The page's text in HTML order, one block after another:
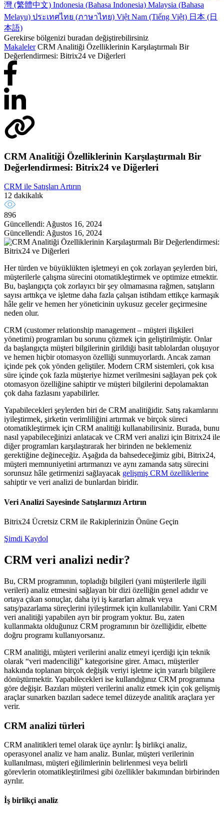
灣 (繁體中文) Indonesia (Bahasa Indonesia) Malaysia (Bahasa
Melayu) ประเทศไทย (ภาษาไทย) Việt Nam (Tiếng Việt) 日本 (日
本語)
Gerekirse bölgenizi buradan değiştirebilirsiniz
Makaleler CRM Analitiği Özelliklerinin Karşılaştırmalı Bir
Değerlendirmesi: Bitrix24 ve Diğerleri
CRM Analitiği Özelliklerinin Karşılaştırmalı Bir
Değerlendirmesi: Bitrix24 ve Diğerleri
CRM ile Satışları Artırın
12 dakikalık
896
Güncellendi: Ağustos 16, 2024
Güncellendi: Ağustos 16, 2024
Her türden ve büyüklükten işletmeyi en çok zorlayan şeylerden biri,
müşterilerle çalışma sürecini otomatikleştirmek ve optimize etmektir.
Bu, başlangıçta çok zorlayıcı bir şey olmamasına rağmen, satışların
sayısı arttıkça ve işletme daha fazla çalışan istihdam ettikçe karmaşık
hâle gelir ve hemen her yöneticinin uykusuz geceler geçirmesine
neden olur.
CRM (customer relationship management – müşteri ilişkileri
yönetimi) programları bu sorunu çözmek için geliştirilmiştir. Onlar
da başlangıçta müşteri bilgilerinin girildiği basit tablolardan oluşuyor
ve hemen hiçbir otomasyon özelliği sunmuyorlardı. Ancak zaman
içinde pek çok yönden geliştiler. Modern CRM sistemleri, çok kısa
süre içinde çok fazla müşteriye hizmet verilmesini sağlayan pek çok
otomasyon özelliğine sahiptir ve müşteri bilgilerini depolamaktan
çok daha fazlasını yapabilirler.
Yapabilecekleri şeylerden biri de CRM analitiğidir. Satış rakamlarını
iyileştirmek, şirketin verimliliğini artırmak ve birçok süreci
otomatikleştirmek için CRM analitiği kullanabilirsiniz. Burada, bunu
nasıl yapabileceğinizi anlatacak ve CRM veri analizi için Bitrix24 ile
diğer programları karşılaştırarak her birinden ne beklemeniz
gerektiğine değineceğiz. Aşağıda da bahsedeceğimiz gibi, Bitrix24,
müşteri memnuniyetini artırmanızı ve aynı zamanda satış sürecini
sorunsuz hâle getirmenizi sağlayacak gelişmiş CRM özelliklerine
sahiptir ve veri analizi de bunlardan biridir.
Veri Analizi Sayesinde Satışlarınızı Artırın
Bitrix24 Ücretsiz CRM ile Rakiplerinizin Önüne Geçin
Şimdi Kaydol
CRM veri analizi nedir?
Bu, CRM programının, topladığı bilgileri (yani müşterilerle ilgili
verileri) analiz etmesini sağlayan bir dizi özelliğin genel adıdır ve
ortaya çıkan sonuçlar, daha iyi iş kararları almak veya
satış/pazarlama süreçlerini iyileştirmek için kullanılabilir. Yani CRM
veri analitiği yapabilen ayrı bir program yoktur. Bu, zaten
kullanmakta olduğunuz CRM programının bir özelliğidir, elbette
doğru programı kullanıyorsanız.
CRM analitiği, müşteri verilerini analiz etmeyi içerdiği için teknik
olarak “veri madenciliği” kategorisine girer. Amacı, müşteriler
hakkında toplanan birçok değişik veriyi işletme için yararlı bilgilere
dönüştürmektir. Yapabilecekleri ise kullandığınız CRM programına
göre değişir. Bazıları müşteri verilerini analiz etmek için çok gelişmiş
araçlar sunarken bazıları sadece temel düzeyde analitik araçlara yer
verir.
CRM analizi türleri
CRM analitikleri temel olarak üçe ayrılır: İş birlikçi analiz,
operasyonel analiz ve ham analiz. Bunlar, müşteri verilerinin
kullanılması, müşteri eğilimlerinin belirlenmesi veya belirli
görevlerin otomatikleştirilmesi gibi özellikler bakımından birbirinden
ayrılır.
İş birlikçi analiz